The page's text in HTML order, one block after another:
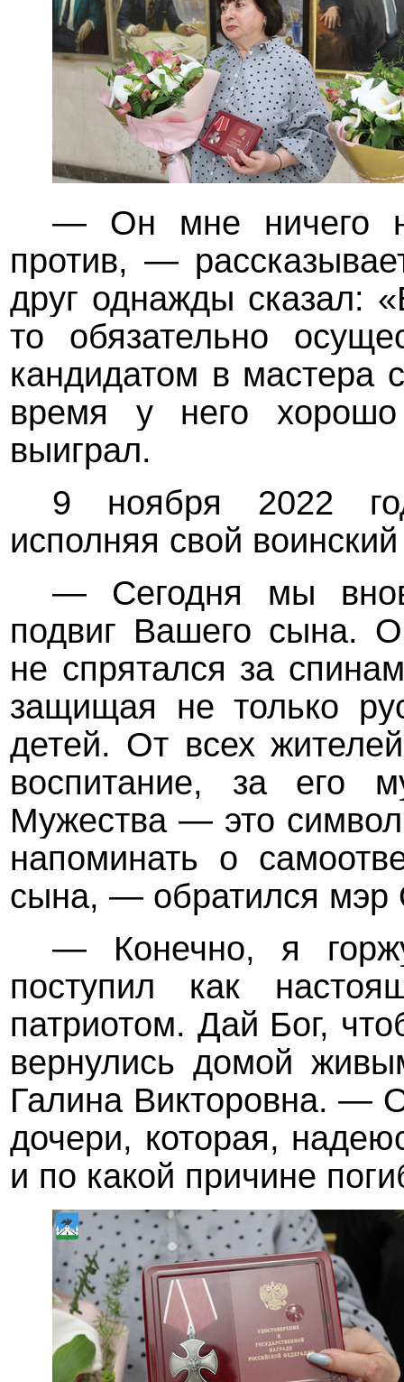
— Он мне ничего
против, —
друг однажды сказал:
то обязательно
кандидатом в мастера
время у него
выиграл.
9 ноября 2022
исполняя свой
— Сегодня мы
подвиг Вашего сына.
не спрятался за
защищая не только
детей. От всех
воспитание, за его
Мужества — это
напоминать о
сына, — обратился мэр
— Конечно, я
поступил как
патриотом. Дай Бог,
вернулись домой
Галина Викторовна. —
дочери, которая,
и по какой причине